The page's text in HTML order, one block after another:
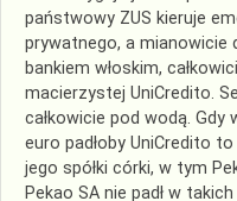
państwowy ZUS kieruje
prywatnego, a mianowicie
bankiem włoskim,
macierzystej UniCredito.
całkowicie pod wodą.
euro padłoby UniCredito
jego spółki córki, w tym
Pekao SA nie padł w